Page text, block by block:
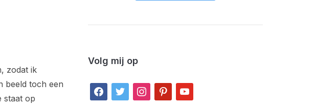
zodat ik
beeld toch een
staat op
Volg mij op
facebook
twitter instagrampinterestyoutube